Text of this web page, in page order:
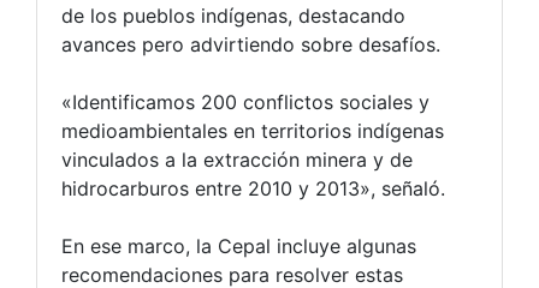
de los pueblos indígenas, destacando
avances pero advirtiendo sobre desafíos.
«Identificamos 200 conflictos sociales y
medioambientales en territorios indígenas
vinculados a la extracción minera y de
hidrocarburos entre 2010 y 2013», señaló.
En ese marco, la Cepal incluye algunas
recomendaciones para resolver estas